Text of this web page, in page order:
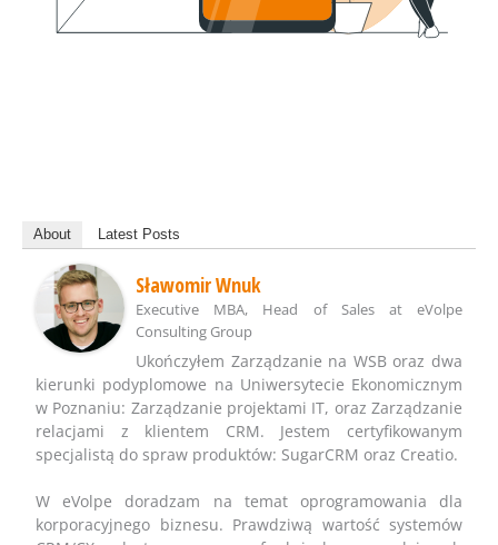
About Latest Posts
Sławomir Wnuk
Executive MBA, Head of SalesateVolpe
Consulting Group
Ukończyłem Zarządzanie na WSB oraz dwa
kierunki podyplomowe na Uniwersytecie Ekonomicznym
w Poznaniu: Zarządzanie projektami IT, oraz Zarządzanie
relacjami z klientem CRM. Jestem certyfikowanym
specjalistą do spraw produktów: SugarCRM oraz Creatio.
W eVolpe doradzam na temat oprogramowania dla
korporacyjnego biznesu. Prawdziwą wartość systemów